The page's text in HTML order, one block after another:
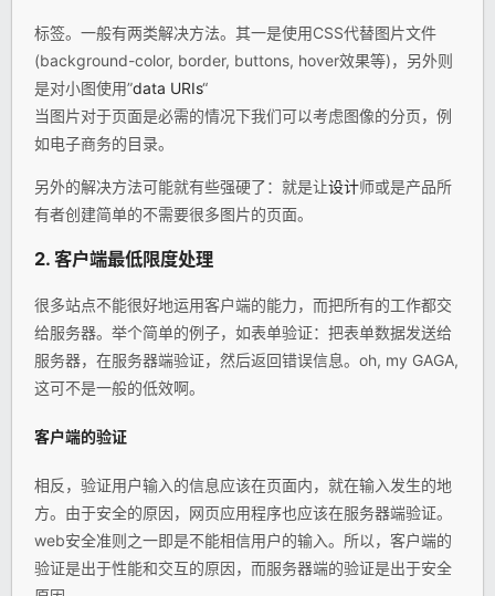
标签。一般有两类解决方法。其一是使用CSS代替图片文件
(background-color, border, buttons, hover效果等)，另外则
是对小图使用”data URIs“
当图片对于页面是必需的情况下我们可以考虑图像的分页，例
如电子商务的目录。
另外的解决方法可能就有些强硬了：就是让设计师或是产品所
有者创建简单的不需要很多图片的页面。
2. 客户端最低限度处理
很多站点不能很好地运用客户端的能力，而把所有的工作都交
给服务器。举个简单的例子，如表单验证：把表单数据发送给
服务器，在服务器端验证，然后返回错误信息。oh, my GAGA,
这可不是一般的低效啊。
客户端的验证
相反，验证用户输入的信息应该在页面内，就在输入发生的地
方。由于安全的原因，网页应用程序也应该在服务器端验证。
web安全准则之一即是不能相信用户的输入。所以，客户端的
验证是出于性能和交互的原因，而服务器端的验证是出于安全